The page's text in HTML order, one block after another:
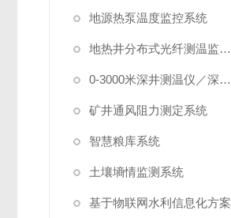
地源热泵温度监控系统
地热井分布式光纤测温监测系统
0-3000米深井测温仪／深水测温仪
矿井通风阻力测定系统
智慧粮库系统
土壤墒情监测系统
基于物联网水利信息化方案